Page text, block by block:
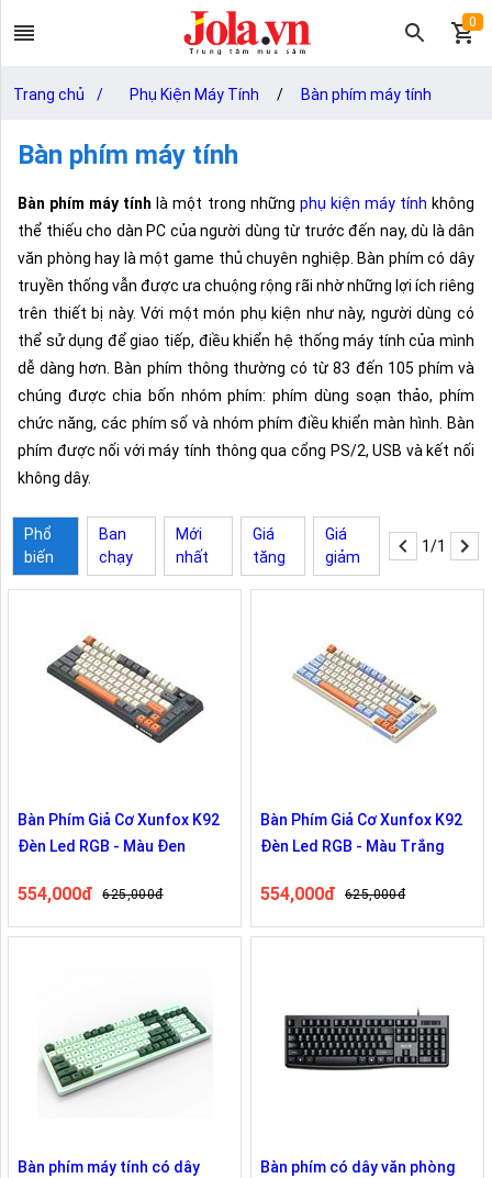
0
Trang chủ / Phụ Kiện Máy Tính / Bàn phím máy tính
Bàn phím máy tính
Bàn phím máy tính là một trong những phụ kiện máy tính không
thể thiếu cho dàn PC của người dùng từ trước đến nay, dù là dân
văn phòng hay là một game thủ chuyên nghiệp. Bàn phím có dây
truyền thống vẫn được ưa chuộng rộng rãi nhờ những lợi ích riêng
trên thiết bị này. Với một món phụ kiện như này, người dùng có
thể sử dụng để giao tiếp, điều khiển hệ thống máy tính của mình
dễ dàng hơn. Bàn phím thông thường có từ 83 đến 105 phím và
chúng được chia bốn nhóm phím: phím dùng soạn thảo, phím
chức năng, các phím số và nhóm phím điều khiển màn hình. Bàn
phím được nối với máy tính thông qua cổng PS/2, USB và kết nối
không dây.
Phổ
biến
Ban
chạy
Mới
nhất
Giá
tăng
Giá
giảm
1/1
Bàn Phím Giả Cơ Xunfox K92
Đèn Led RGB - Màu Đen
554,000đ 625,000đ
Bàn Phím Giả Cơ Xunfox K92
Đèn Led RGB - Màu Trắng
554,000đ 625,000đ
Bàn phím máy tính có dây
Bàn phím có dây văn phòng